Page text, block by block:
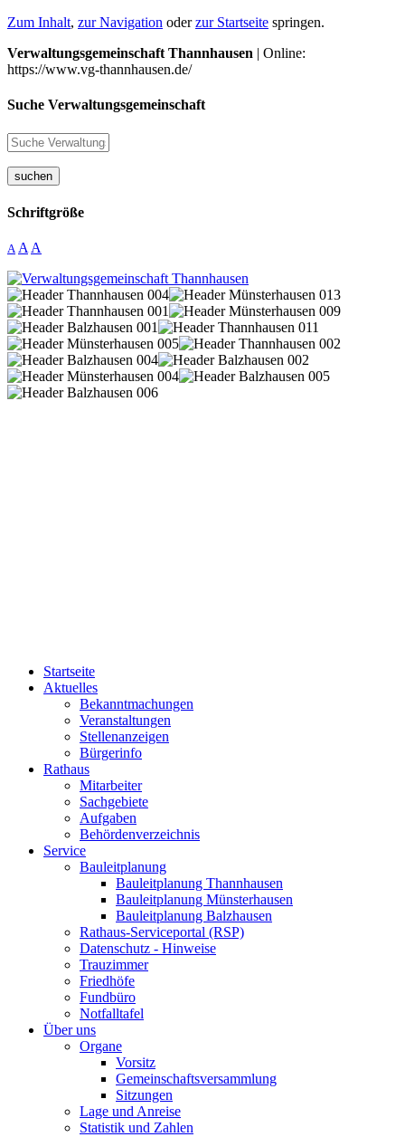
Zum Inhalt, zur Navigation oderzur Startseite springen.
Verwaltungsgemeinschaft Thannhausen | Online:
https://www.vg-thannhausen.de/
Suche Verwaltungsgemeinschaft
suchen
Schriftgröße
A A A
Startseite
Aktuelles
Bekanntmachungen
Veranstaltungen
Stellenanzeigen
Bürgerinfo
Rathaus
Mitarbeiter
Sachgebiete
Aufgaben
Behördenverzeichnis
Service
Bauleitplanung
Bauleitplanung Thannhausen
Bauleitplanung Münsterhausen
Bauleitplanung Balzhausen
Rathaus-Serviceportal (RSP)
Datenschutz - Hinweise
Trauzimmer
Friedhöfe
Fundbüro
Notfalltafel
Über uns
Organe
Vorsitz
Gemeinschaftsversammlung
Sitzungen
Lage und Anreise
Statistik und Zahlen